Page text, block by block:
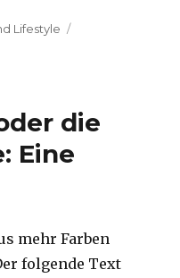
Lifestyle
die
Eine
mehr Farben
folgende Text